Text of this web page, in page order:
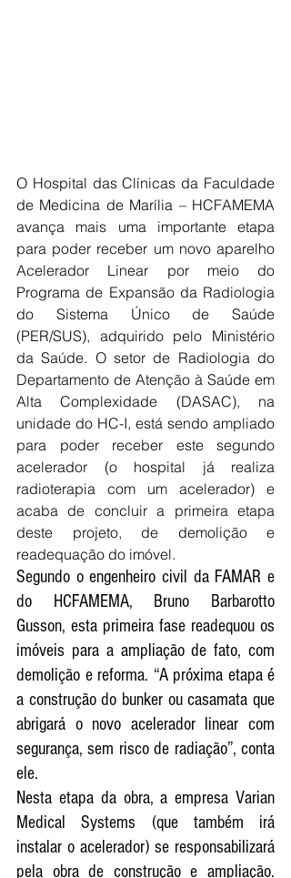
O Hospital das Clínicas da Faculdade
de Medicina de Marília – HCFAMEMA
avança mais uma importante etapa
para poder receber um novo aparelho
Acelerador Linear por meio do
Programa de Expansão da Radiologia
do Sistema Único de Saúde
(PER/SUS), adquirido pelo Ministério
da Saúde. O setor de Radiologia do
Departamento de Atenção à Saúde em
Alta Complexidade (DASAC), na
unidade do HC-I, está sendo ampliado
para poder receber este segundo
acelerador (o hospital já realiza
radioterapia com um acelerador) e
acaba de concluir a primeira etapa
deste projeto, de demolição e
readequação do imóvel.
Segundo o engenheiro civil da FAMAR e
do HCFAMEMA, Bruno Barbarotto
Gusson, esta primeira fase readequou os
imóveis para a ampliação de fato, com
demolição e reforma. “A próxima etapa é
a construção do bunker ou casamata que
abrigará o novo acelerador linear com
segurança, sem risco de radiação”, conta
ele.
Nesta etapa da obra, a empresa Varian
Medical Systems (que também irá
instalar o acelerador) se responsabilizará
pela obra de construção e ampliação.